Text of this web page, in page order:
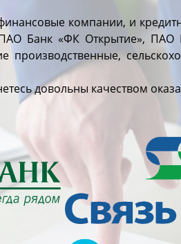
компании, и
Банк «ФК Открытие»,
производственные,
довольны качеством